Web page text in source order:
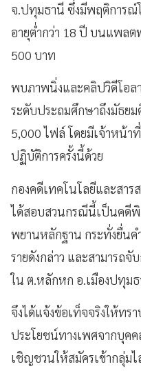
จ.ปทุมธานี ซึ่งมีพฤติการณ์
อายุต่ำกว่า 18 ปี บนแพลต
500 บาท
พบภาพนิ่งและคลิปวิดีโอล
ระดับประถมศึกษาถึงมัธย
5,000 ไฟล์ โดยมีเจ้าหน้า
ปฏิบัติการครั้งนี้ด้วย
กองคดีเทคโนโลยีและสา
ได้สอบสวนกรณีนี้เป็นคดีพิ
พยานหลักฐาน กระทั่งยื่นค
รายดังกล่าว และสามารถ
ใน ต.หลักหก อ.เมืองปทุม
จึงได้แจ้งข้อเท็จจริงให้ทร
ประโยชน์ทางเพศจากบุค
เชิญชวนให้สมัครเข้ากลุ่ม